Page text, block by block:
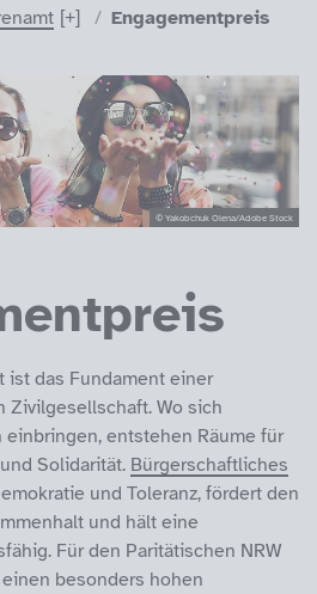
Engagementpreis
© Yakobchuk Olena/Adobe Stock
ist das Fundament einer
Zivilgesellschaft. Wo sich
entstehen Räume für
Solidarität. Bürgerschaftliches
und Toleranz, fördert den
und hält eine
Für den Paritätischen NRW
besonders hohen